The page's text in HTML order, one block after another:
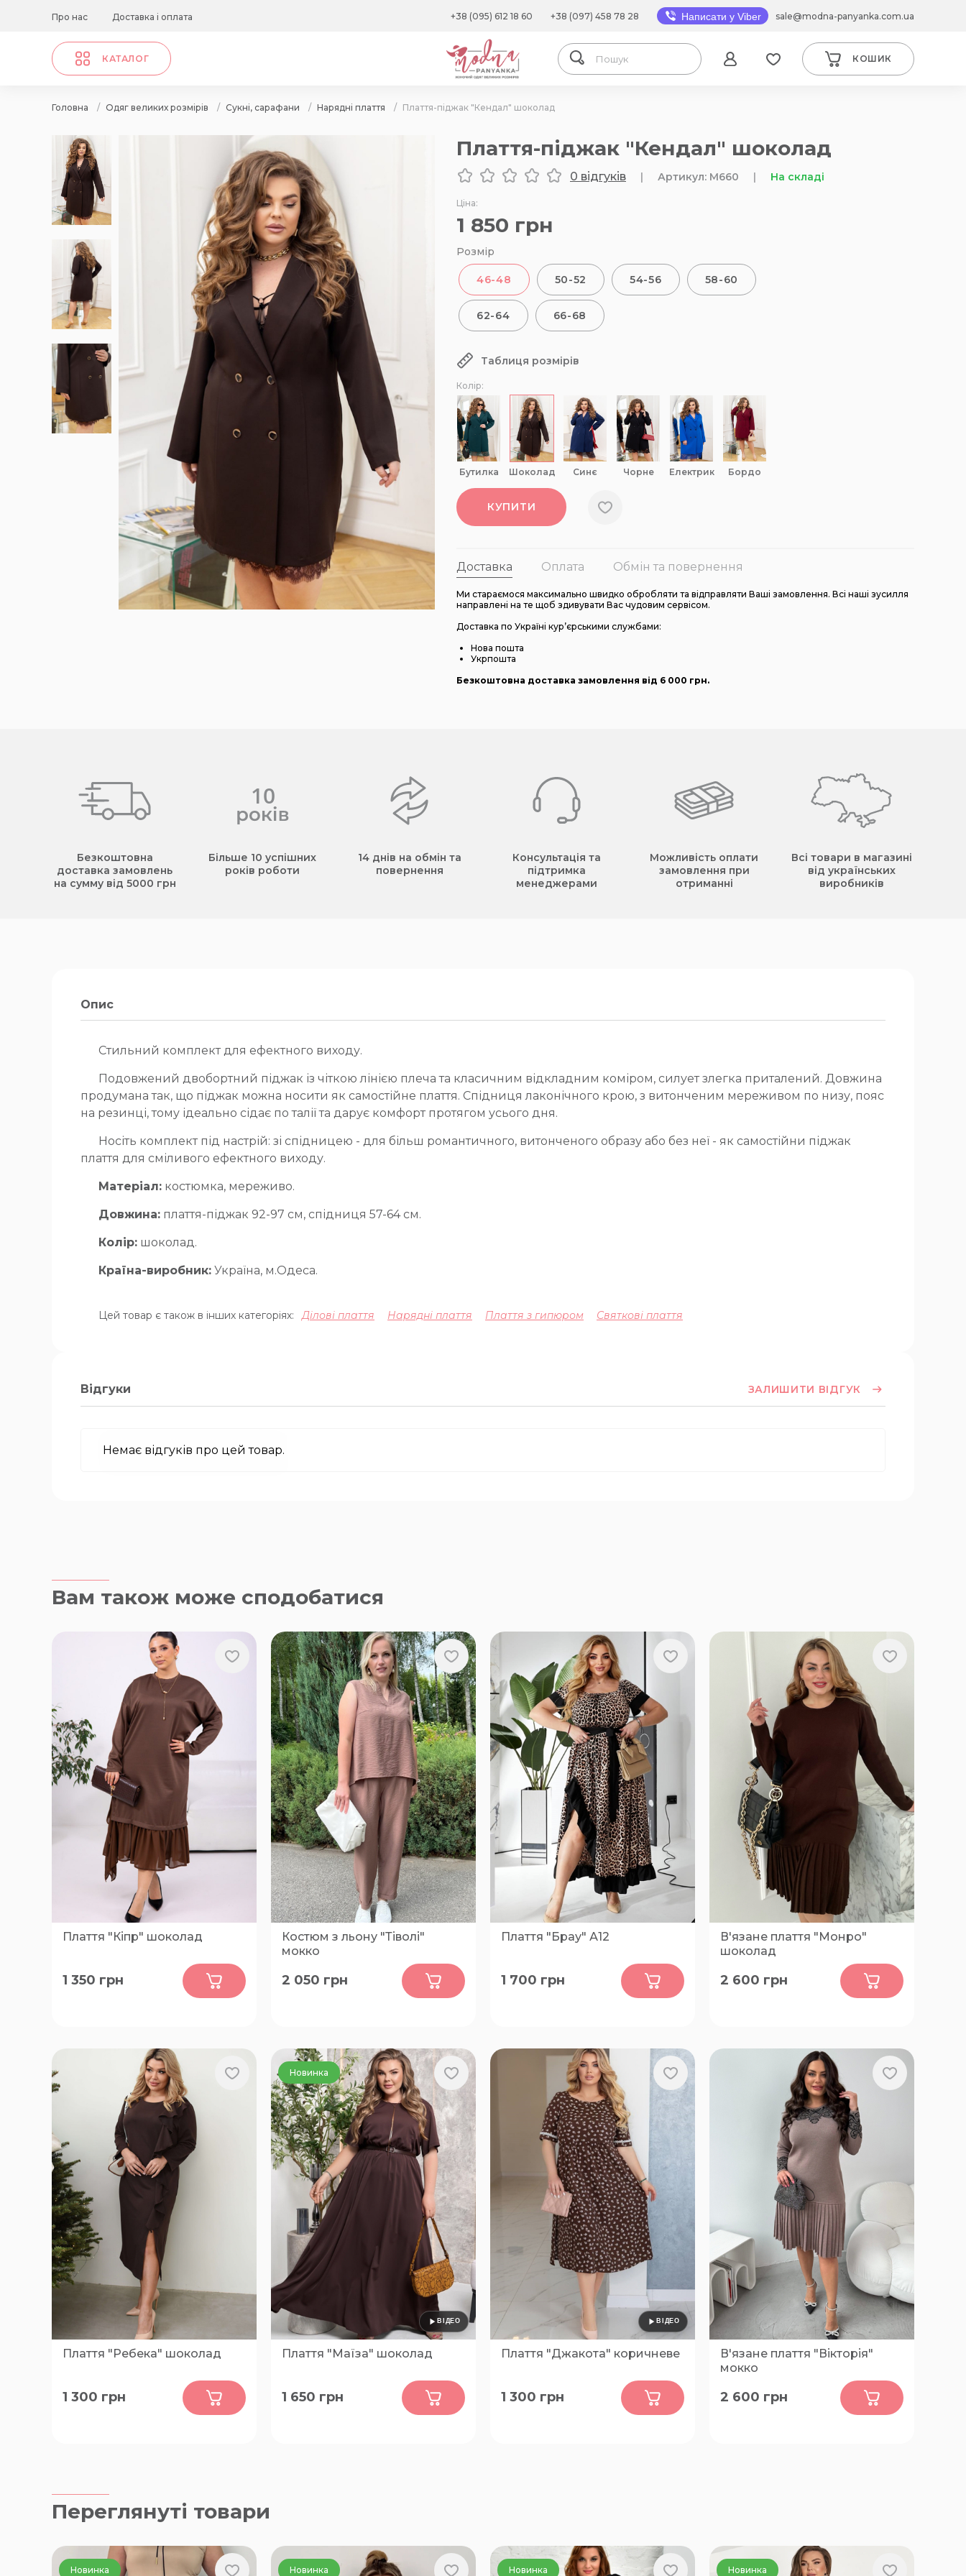
Про нас Доставка і оплата +38 (095) 612 18 60 +38 (097) 458 78 28 Написати у Viber sale@modna-panyanka.com.ua
КАТАЛОГ КОШИК
Головна / Одяг великих розмірів / Сукні, сарафани / Нарядні плаття / Плаття-піджак "Кендал" шоколад
Плаття-піджак "Кендал" шоколад
0 відгуків | Артикул: M660 | На складі
Ціна:
1 850 грн
Розмір
46-48 50-52 54-56 58-60
62-64 66-68
Таблиця розмірів
Колір:
бутилка шоколад синє чорне електрик бордо
КУПИТИ
Доставка Оплата Обмін та повернення
Ми стараємося максимально швидко обробляти та відправляти Ваші замовлення. Всі наші зусилля
направлені на те щоб здивувати Вас чудовим сервісом.
Доставка по Україні кур’єрськими службами:
Нова пошта
Укрпошта
Безкоштовна доставка замовлення від 6 000 грн.
Безкоштовна
доставка замовлень
на сумму від 5000 грн
Більше 10 успішних
років роботи
14 днів на обмін та
повернення
Консультація та
підтримка
менеджерами
Можливість оплати
замовлення при
отриманні
Всі товари в магазині
від українських
виробників
Опис
Стильний комплект для ефектного виходу.
Подовжений двобортний піджак із чіткою лінією плеча та класичним відкладним коміром, силует злегка приталений. Довжина
продумана так, що піджак можна носити як самостійне плаття. Спідниця лаконічного крою, з витонченим мереживом по низу, пояс
на резинці, тому ідеально сідає по талії та дарує комфорт протягом усього дня.
Носіть комплект під настрій: зі спідницею - для більш романтичного, витонченого образу або без неї - як самостійни піджак
плаття для сміливого ефектного виходу.
Матеріал: костюмка, мереживо.
Довжина: плаття-піджак 92-97 см, спідниця 57-64 см.
Колір: шоколад.
Країна-виробник: Україна, м.Одеса.
Цей товар є також в інших категоріях: Ділові плаття Нарядні плаття Плаття з гипюром Святкові плаття
Відгуки ЗАЛИШИТИ ВІДГУК
Немає відгуків про цей товар.
Вам також може сподобатися
Плаття "Кіпр" шоколад
1 350 грн
Костюм з льону "Тіволі"
мокко
2 050 грн
Плаття "Брау" А12
1 700 грн
В'язане плаття "Монро"
шоколад
2 600 грн
Плаття "Ребека" шоколад
1 300 грн
Новинка
Плаття "Маїза" шоколад
46-48, 50-52, 54-56, 58-60, 62-64,
1 650 грн
Плаття "Джакота" коричневе
50-52, 54-56, 58-60, 62-64
1 300 грн
В'язане плаття "Вікторія"
мокко
2XL, 3XL, 4XL, 5XL, 6XL, 7XL
2 600 грн
Переглянуті товари
Новинка Новинка Новинка Новинка